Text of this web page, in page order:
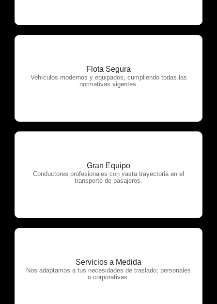
Flota Segura
Vehículos modernos y equipados, cumpliendo todas las
normativas vigentes.
OTP Servicios
Gran Equipo
Conductores profesionales con vasta trayectoria en el
transporte de pasajeros.
OTP Servicios
Servicios a Medida
Nos adaptamos a tus necesidades de traslado; personales
o corporativas.
OTP Servicios